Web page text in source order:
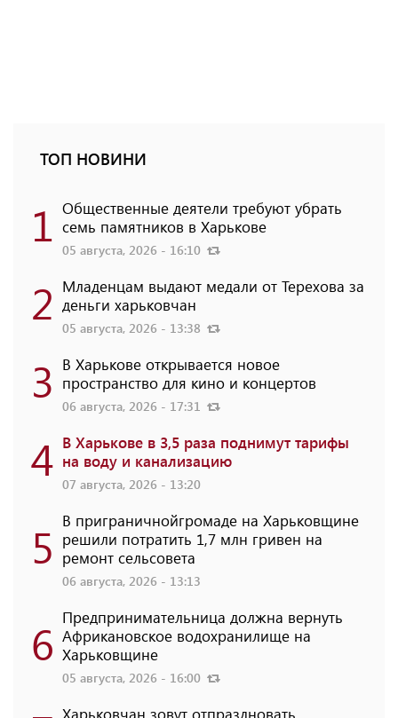
ТОП НОВИНИ
1 Общественные деятели требуют убрать
семь памятников в Харькове
05 августа, 2026 - 16:10
2 Младенцам выдают медали от Терехова за
деньги харьковчан
05 августа, 2026 - 13:38
3 В Харькове открывается новое
пространство для кино и концертов
06 августа, 2026 - 17:31
4 В Харькове в 3,5 раза поднимут тарифы
на воду и канализацию
07 августа, 2026 - 13:20
5 В приграничнойгромаде на Харьковщине
решили потратить 1,7 млн ​​гривен на
ремонт сельсовета
06 августа, 2026 - 13:13
6 Предпринимательница должна вернуть
Африкановское водохранилище на
Харьковщине
05 августа, 2026 - 16:00
Харьковчан зовут отпраздновать